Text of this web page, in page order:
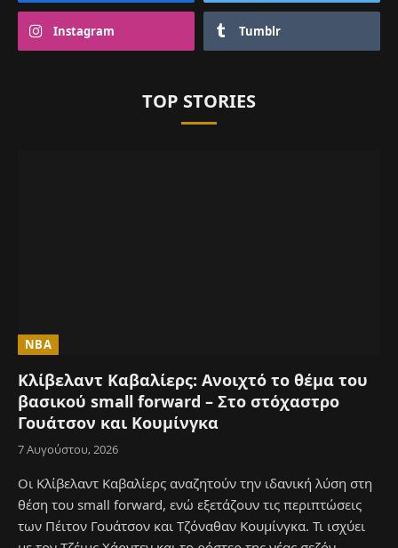
Instagram Tumblr
TOP STORIES
NBA
Κλίβελαντ Καβαλίερς: Ανοιχτό το θέμα του
βασικού small forward – Στο στόχαστρο
Γουάτσον και Κουμίνγκα
7 Αυγούστου, 2026
Οι Κλίβελαντ Καβαλίερς αναζητούν την ιδανική λύση στη
θέση του small forward, ενώ εξετάζουν τις περιπτώσεις
των Πέιτον Γουάτσον και Τζόναθαν Κουμίνγκα. Τι ισχύει